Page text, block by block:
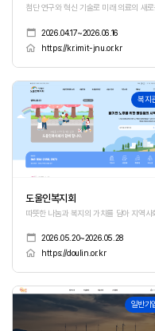
첨단 연구와 혁신 기술로 미래 의료의 새
2026.04.17~2026.06.16
https://kr.imit-jnu.or.kr
513 복지
도울인복지회
따뜻한 나눔과 복지의 가치를 담아 지역
2026.05.20~2026.05.28
https://doulin.or.kr
일반기